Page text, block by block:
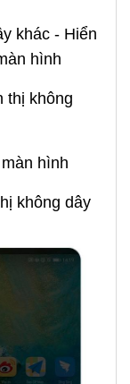
khác - Hiển
hình
thị không
hình
không dây